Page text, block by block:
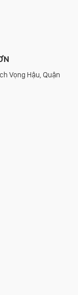
Vọng Hậu, Quận